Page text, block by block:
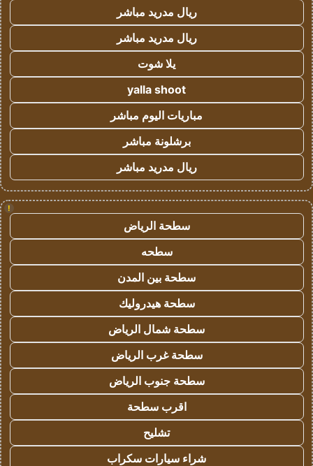
ريال مدريد مباشر
ريال مدريد مباشر
يلا شوت
yalla shoot
مباريات اليوم مباشر
برشلونة مباشر
ريال مدريد مباشر
!
سطحة الرياض
سطحه
سطحة بين المدن
سطحة هيدروليك
سطحة شمال الرياض
سطحة غرب الرياض
سطحة جنوب الرياض
اقرب سطحة
تشليح
شراء سيارات سكراب